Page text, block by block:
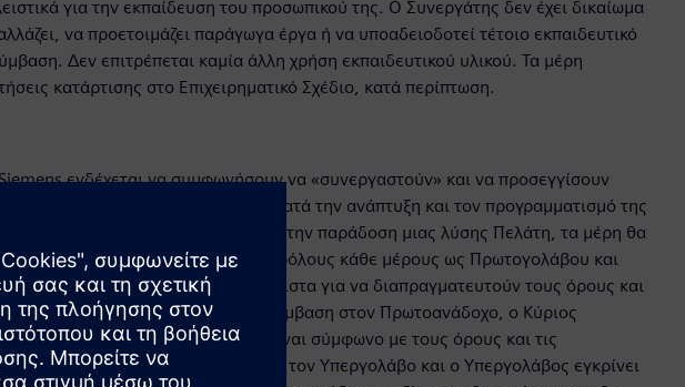
για την εκπαίδευση του προσωπικού της. Ο Συνεργάτης δεν έχει δικαίωμα
να προετοιμάζει παράγωγα έργα ή να υποαδειοδοτεί τέτοιο εκπαιδευτικό
Δεν επιτρέπεται καμία άλλη χρήση εκπαιδευτικού υλικού. Τα μέρη
κατάρτισης στο Επιχειρηματικό Σχέδιο, κατά περίπτωση.
ενδέχεται να συμφωνήσουν να «συνεργαστούν» και να προσεγγίσουν
να περιλαμβάνει κοινή απόδοση κατά την ανάπτυξη και τον προγραμματισμό της
σχεδιασμό και/ή την παράδοση. Για την παράδοση μιας λύσης Πελάτη, τα μέρη θα
Υπηρεσιών θα καθορίσει τους ρόλους κάθε μέρους ως Πρωτογολάβου και
θα συνεργαστούν καλόπιστα για να διαπραγματευτούν τους όρους και
Εάν ο Πελάτης αναθέσει σύμβαση στον Πρωτοανάδοχο, ο Κύριος
αμοιβαία αποδεκτό SOW που είναι σύμφωνο με τους όρους και τις
ότι ο Πελάτης εγκρίνει τον Υπεργολάβο και ο Υπεργολάβος εγκρίνει